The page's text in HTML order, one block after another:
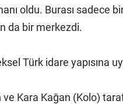
oldu. Burası sadece
da bir merkezdi.
Türk idare yapısına
ve Kara Kağan (Kolo)